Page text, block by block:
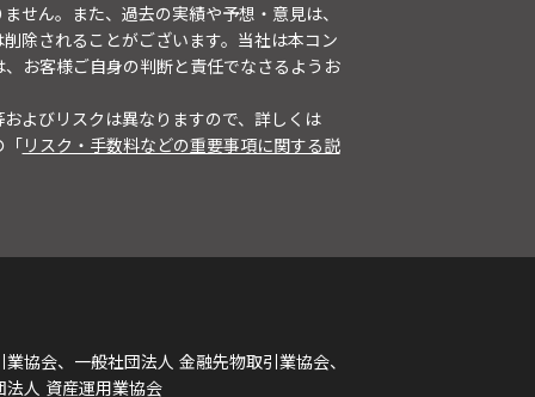
せん。また、過去の実績や予想・意見は、
除されることがございます。当社は本コン
お客様ご自身の判断と責任でなさるようお
よびリスクは異なりますので、詳しくは
「リスク・手数料などの重要事項に関する説
協会、一般社団法人 金融先物取引業協会、
人 資産運用業協会